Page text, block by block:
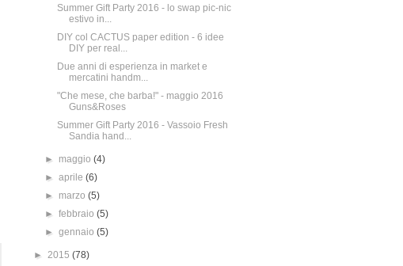
Summer Gift Party 2016 - lo swap pic-nic
estivo in...
DIY col CACTUS paper edition - 6 idee
DIY per real...
Due anni di esperienza in market e
mercatini handm...
"Che mese, che barba!" - maggio 2016
Guns&Roses
Summer Gift Party 2016 - Vassoio Fresh
Sandia hand...
► maggio(4)
►aprile(6)
► marzo(5)
►febbraio(5)
►gennaio(5)
► 2015 (78)